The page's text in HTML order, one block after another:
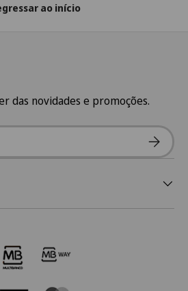
ao início
das novidades e promoções.